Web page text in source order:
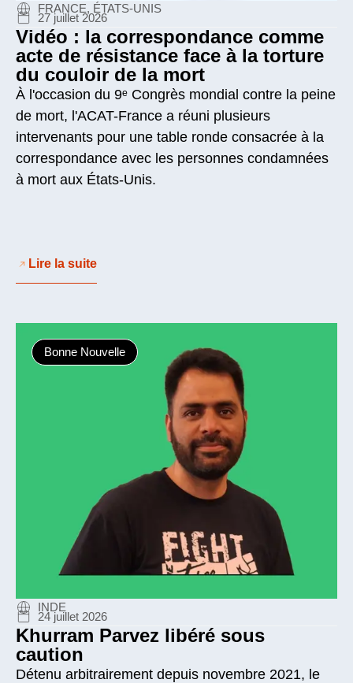
FRANCE, ÉTATS-UNIS
27 juillet 2026
Vidéo : la correspondance comme
acte de résistance face à la torture
du couloir de la mort
À l'occasion du 9ᵉ Congrès mondial contre la peine
de mort, l'ACAT-France a réuni plusieurs
intervenants pour une table ronde consacrée à la
correspondance avec les personnes condamnées
à mort aux États-Unis.
Lire la suite
Bonne Nouvelle
INDE
24 juillet 2026
Khurram Parvez libéré sous
caution
Détenu arbitrairement depuis novembre 2021, le